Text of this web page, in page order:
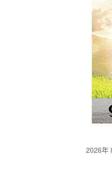
2026年